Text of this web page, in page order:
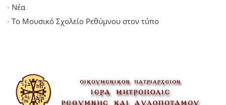
Νέα
Το Μουσικό Σχολείο Ρεθύμνου στον τύπο